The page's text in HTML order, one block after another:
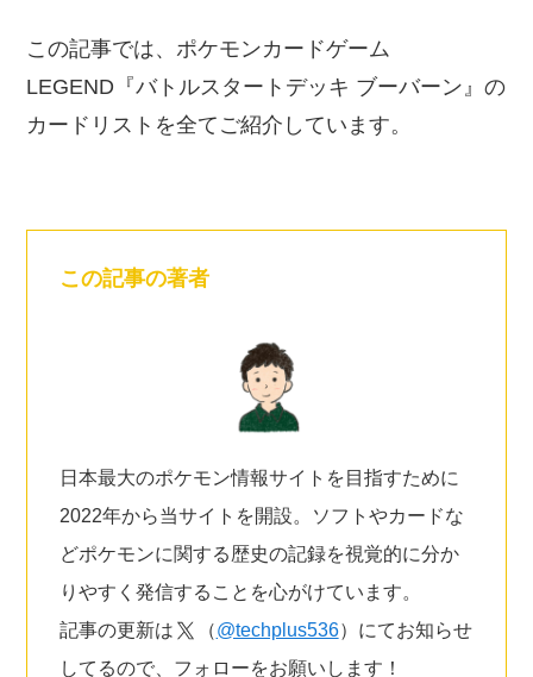
この記事では、ポケモンカードゲーム
LEGEND『バトルスタートデッキ ブーバーン』の
カードリストを全てご紹介しています。
この記事の著者
日本最大のポケモン情報サイトを目指すために
2022年から当サイトを開設。ソフトやカードな
どポケモンに関する歴史の記録を視覚的に分か
りやすく発信することを心がけています。
記事の更新は
（@techplus536）にてお知らせ
してるので、フォローをお願いします！